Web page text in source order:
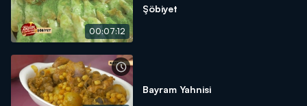
00:07:12
Şöbiyet
Bayram Yahnisi